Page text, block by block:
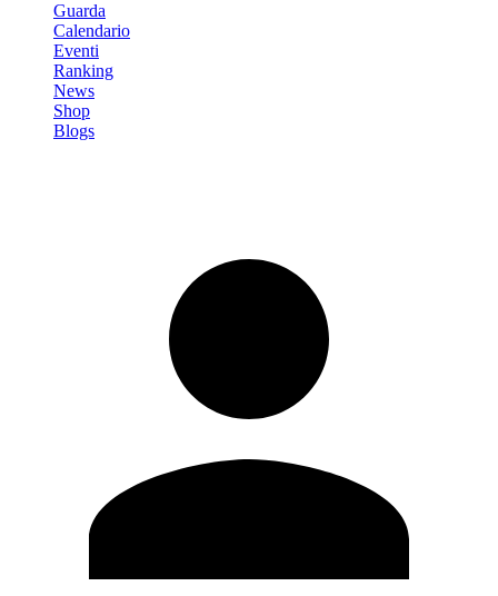
Guarda
Calendario
Eventi
Ranking
News
Shop
Blogs